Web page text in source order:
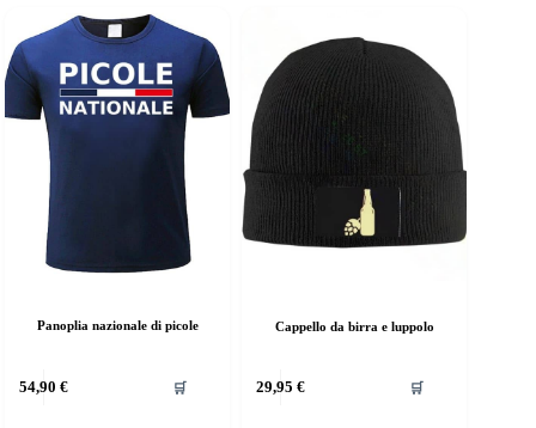
Panoplia nazionale di picole
54,90 € 🛒
Cappello da birra e luppolo
29,95 € 🛒